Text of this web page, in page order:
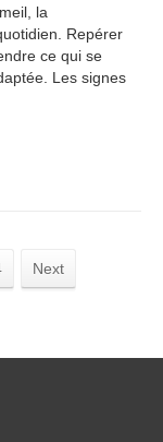
la
Repérer
ce qui se
Les signes
Next